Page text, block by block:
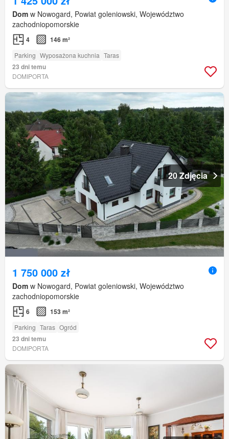
Dom w Nowogard, Powiat goleniowski, Województwo
zachodniopomorskie
4 146 m²
Parking Wyposażona kuchnia Taras
23 dni temu
DOMIPORTA
20 Zdjęcia
1 750 000 zł
Dom w Nowogard, Powiat goleniowski, Województwo
zachodniopomorskie
6 153 m²
Parking Taras Ogród
23 dni temu
DOMIPORTA